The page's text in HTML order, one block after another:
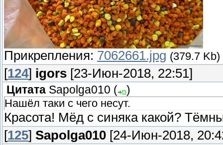
Прикрепления: 7062661.jpg (379.7 Kb)
[124] igors [23-Июн-2018, 22:51]
Цитата Sapolga010 (
)
Нашёл таки с чего несут.
Красота! Мёд с синяка какой?
[125] Sapolga010 [24-Июн-2018,